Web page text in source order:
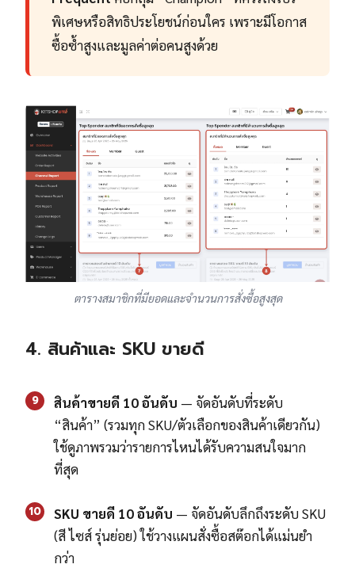
พิเศษหรือสิทธิประโยชน์ก่อนใคร เพราะมีโอกาส
ซื้อซ้ำสูงและมูลค่าต่อคนสูงด้วย
ตารางสมาชิกที่มียอดและจำนวนการสั่งซื้อสูงสุด
4. สินค้าและ SKU ขายดี
9 สินค้าขายดี 10 อันดับ — จัดอันดับที่ระดับ
“สินค้า” (รวมทุก SKU/ตัวเลือกของสินค้าเดียวกัน)
ใช้ดูภาพรวมว่ารายการไหนได้รับความสนใจมาก
ที่สุด
10 SKU ขายดี 10 อันดับ — จัดอันดับลึกถึงระดับ SKU
(สี ไซส์ รุ่นย่อย) ใช้วางแผนสั่งซื้อสต๊อกได้แม่นยำ
กว่า